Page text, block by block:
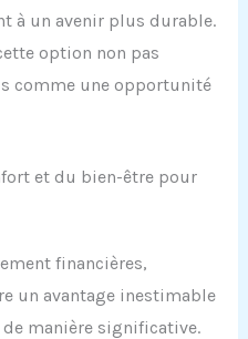
à un avenir plus durable.
option non pas
comme une opportunité
et du bien-être pour
financières,
un avantage inestimable
manière significative.